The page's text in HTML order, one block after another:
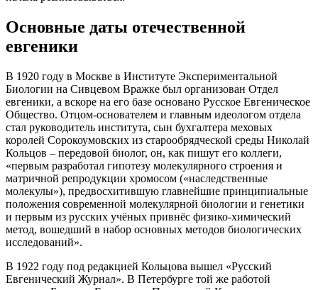
Основные даты отечественной
евгеники
В 1920 году в Москве в Институте Экспериментальной
Биологии на Сивцевом Вражке был организован Отдел
евгеники, а вскоре на его базе основано Русское Евгеническое
Общество. Отцом-основателем и главным идеологом отдела
стал руководитель института, сын бухгалтера меховых
королей Сорокоумовских из старообрядческой среды Николай
Кольцов – передовой биолог, он, как пишут его коллеги,
«первым разработал гипотезу молекулярного строения и
матричной репродукции хромосом («наследственные
молекулы»), предвосхитившую главнейшие принципиальные
положения современной молекулярной биологии и генетики
и первым из русских учёных привнёс физико-химический
метод, вошедший в набор основных методов биологических
исследований».
В 1922 году под редакцией Кольцова вышел «Русский
Евгенический Журнал». В Петербурге той же работой